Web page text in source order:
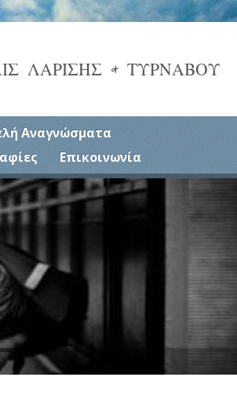
ΛΑΡΙΣΗΣ & ΤΥΡΝΑΒΟΥ
Αναγνώσματα
Επικοινωνία